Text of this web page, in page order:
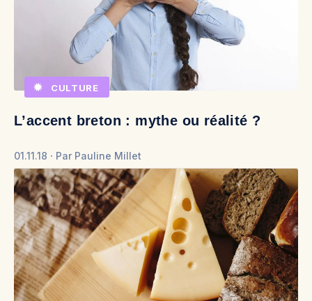
CULTURE
L’accent breton : mythe ou réalité ?
01.11.18 Par Pauline Millet